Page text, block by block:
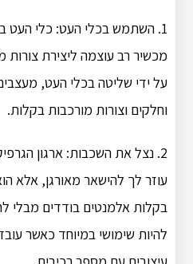
מכשיר רב עוצמה ליצירת צורות
על ידי שליטה בכלי העט, מעצבים
וחלקים וצורות מורכבות בקלות.
2. נצל את השכבות: ארגון
עוזר לך להישאר מאורגן, אלא
בקלות אלמנטים בודדים מבלי
להיות שימושי במיוחד כאשר